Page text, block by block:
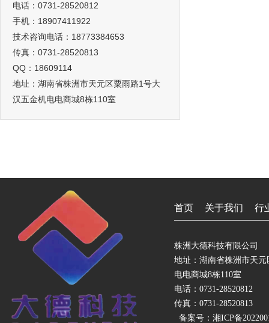
电话：0731-28520812
手机：18907411922
技术咨询电话：18773384653
传真：0731-28520813
QQ：18609114
地址：湖南省株洲市天元区粟雨路1号大
汉五金机电电商城8栋110室
首页 关于我们 行
株洲大德科技有限公司
地址：湖南省株洲市天
电电商城8栋110室
电话：0731-28520812
传真：0731-28520813
备案号： 湘ICP备